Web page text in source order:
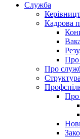
Служба
Кадрова
Про
Про
Структура
Про